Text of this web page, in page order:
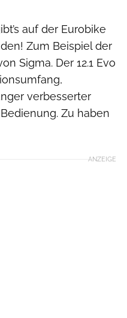
auf der Eurobike
Zum Beispiel der
Sigma. Der 12.1 Evo
verbesserter
Zu haben
ANZEIGE